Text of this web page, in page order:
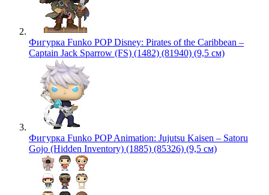
Фигурка Funko POP Disney: Pirates of the Caribbean –
Captain Jack Sparrow (FS) (1482) (81940) (9,5 см)
Фигурка Funko POP Animation: Jujutsu Kaisen – Satoru
Gojo (Hidden Inventory) (1885) (85326) (9,5 см)